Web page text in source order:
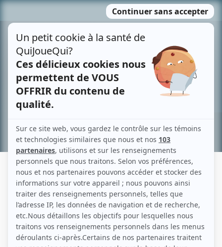
MENU
contenu
Recherche avancée »
FERNAND PATRY